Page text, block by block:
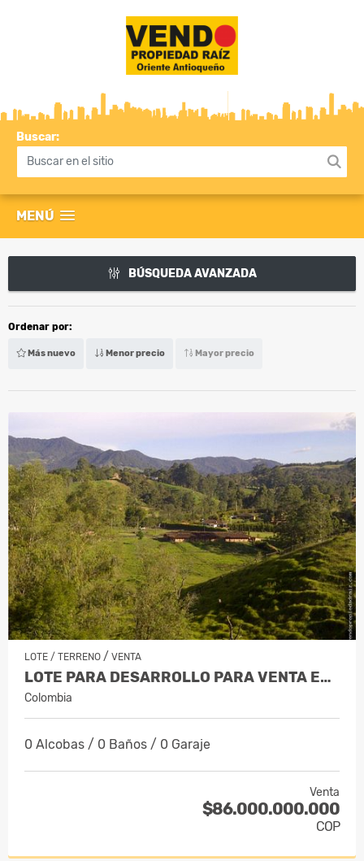
Buscar:
MENÚ
BÚSQUEDA AVANZADA
Ordenar por:
Más nuevo Menor precio Mayor precio
LOTE / TERRENO / VENTA
LOTE PARA DESARROLLO PARA VENTA EN RIO…
Colombia
0 Alcobas / 0 Baños / 0 Garaje
Venta
$86.000.000.000
COP